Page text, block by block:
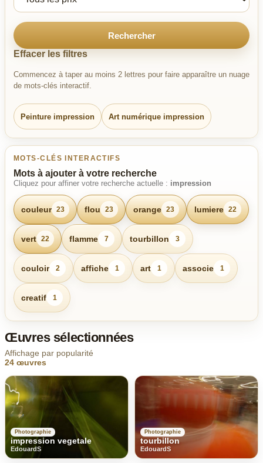
Rechercher
Effacer les filtres
Commencez à taper au moins 2 lettres pour faire apparaître un nuage
de mots-clés interactif.
Peinture impression Art numérique impression
MOTS-CLÉS INTERACTIFS
Mots à ajouter à votre recherche
Cliquez pour affiner votre recherche actuelle : impression
couleur 23 flou 23 orange 23 lumiere 22
vert 22 flamme 7 tourbillon 3
couloir 2 affiche 1 art 1 associe 1
creatif 1
Œuvres sélectionnées
Affichage par popularité
24 œuvres
Photographie
impression vegetale
EdouardS
Photographie
tourbillon
EdouardS